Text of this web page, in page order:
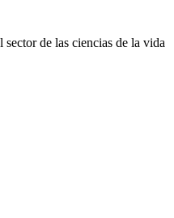
de las ciencias de la vida